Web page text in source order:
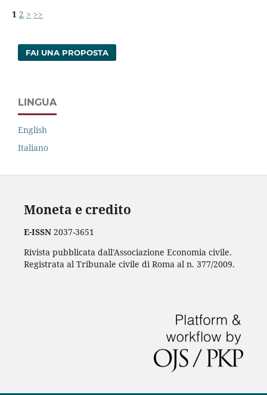
1 2 > >>
FAI UNA PROPOSTA
LINGUA
English
Italiano
Moneta e credito
E-ISSN2037-3651
Rivista pubblicata dall'Associazione Economia civile.
Registrata al Tribunale civile di Roma al n. 377/2009.